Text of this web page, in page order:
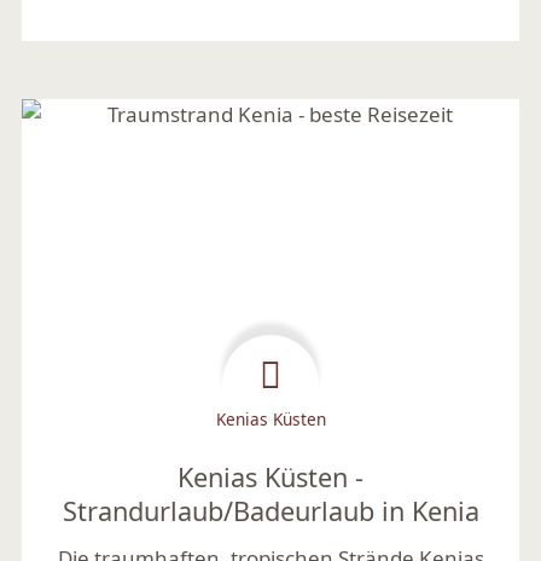
Kenias Küsten
Kenias Küsten -
Strandurlaub/Badeurlaub in Kenia